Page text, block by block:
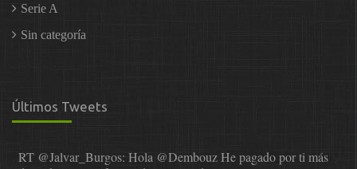
Serie A
Sin categoría
Últimos Tweets
RT @Jalvar_Burgos: Hola @DembouzHe pagado por ti más